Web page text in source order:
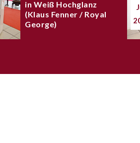
in Weiß Hochglanz
(Klaus Fenner / Royal
George)